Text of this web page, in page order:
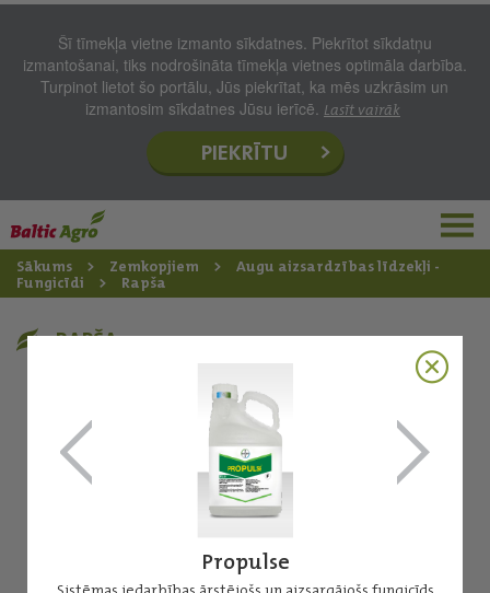
Šī tīmekļa vietne izmanto sīkdatnes. Piekrītot sīkdatņu
izmantošanai, tiks nodrošināta tīmekļa vietnes optimāla darbība.
Turpinot lietot šo portālu, Jūs piekrītat, ka mēs uzkrāsim un
izmantosim sīkdatnes Jūsu ierīcē. Lasīt vairāk
PIEKRĪTU
Sākums Zemkopjiem
Augu aizsardzības līdzekļi -
Fungicīdi
Rapša
Propulse
RAPŠA